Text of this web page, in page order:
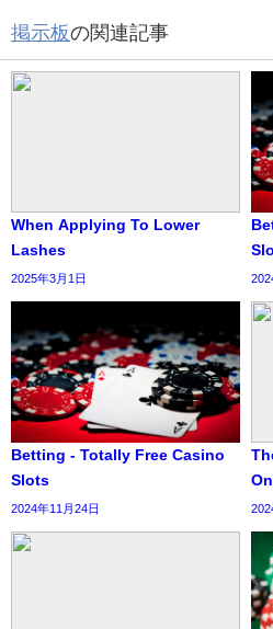
掲示板の関連記事
When Applying To Lower
Lashes
2025年3月1日
Betting - Totally Free Casino
Slots
2024年11月24日